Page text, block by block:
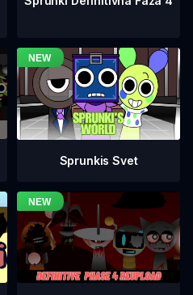
Sprunkis Svet